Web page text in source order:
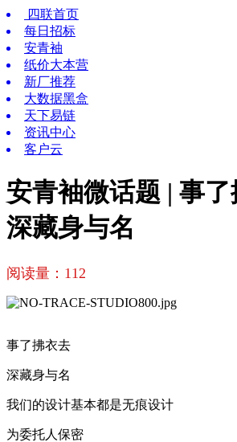
四联首页
每日招标
安青袖
纸价大本营
新厂推荐
大数据黑盒
天下易链
资讯中心
客户云
安青袖微话题 | 事了
深藏身与名
阅读量： 112
事了拂衣去
深藏身与名
我们的设计基本都是无痕设计
为委托人保密